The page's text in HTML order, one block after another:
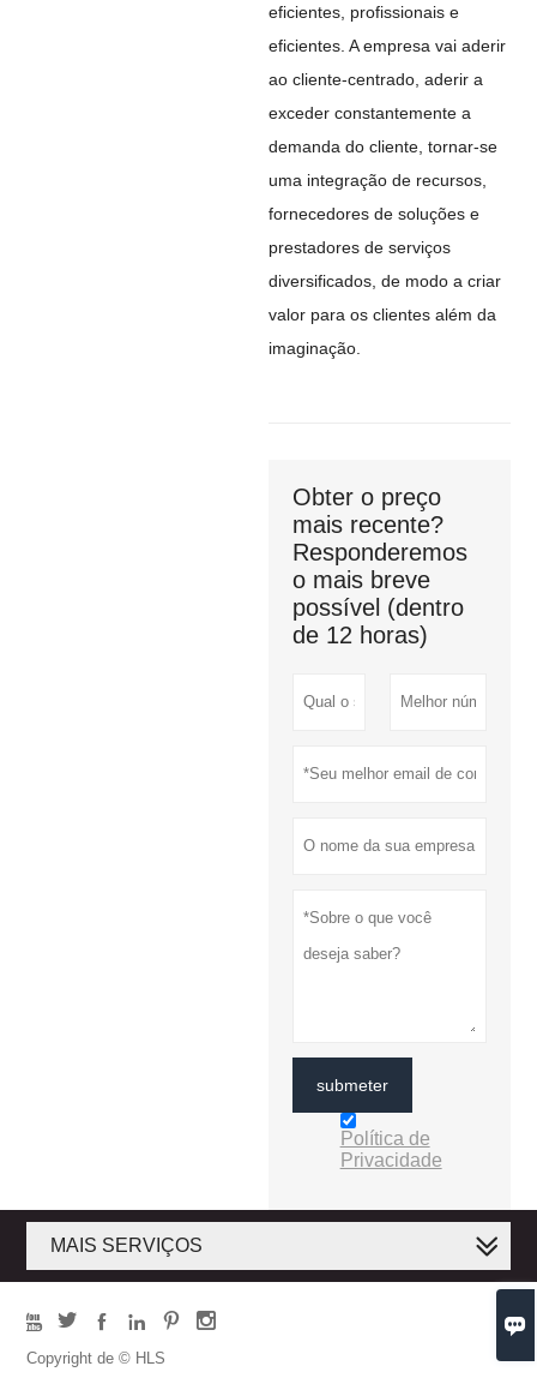

eficientes, profissionais e
eficientes. A empresa vai aderir
ao cliente-centrado, aderir a
exceder constantemente a
demanda do cliente, tornar-se
uma integração de recursos,
fornecedores de soluções e
prestadores de serviços
diversificados, de modo a criar
valor para os clientes além da
imaginação.
Obter o preço
mais recente?
Responderemos
o mais breve
possível (dentro
de 12 horas)
submeter
Política de
Privacidade
MAIS SERVIÇOS
     
Copyright de © HLS